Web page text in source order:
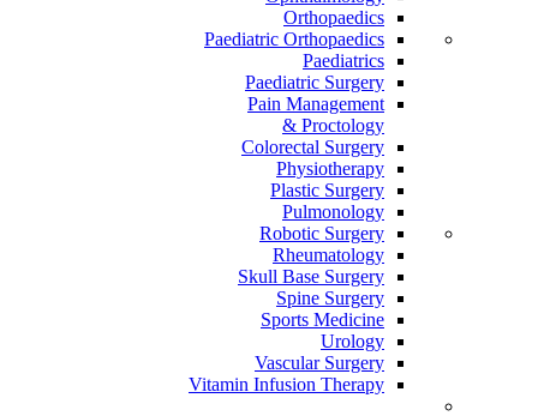
Orthopaedics
Paediatric Orthopaedics
Paediatrics
Paediatric Surgery
Pain Management
Proctology &
Colorectal Surgery
Physiotherapy
Plastic Surgery
Pulmonology
Robotic Surgery
Rheumatology
Skull Base Surgery
Spine Surgery
Sports Medicine
Urology
Vascular Surgery
Vitamin Infusion Therapy